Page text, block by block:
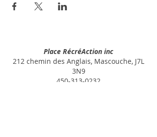
Place RécréAction inc
212 chemin des Anglais, Mascouche, J7L
3N9
450-313-0232